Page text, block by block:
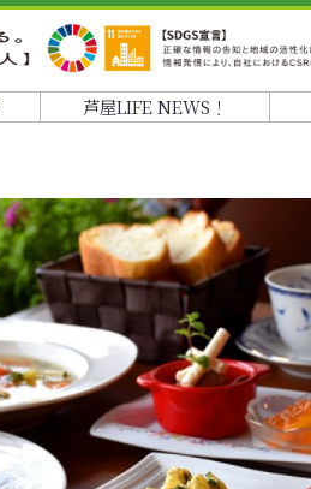
芦屋LIFE NEWS！